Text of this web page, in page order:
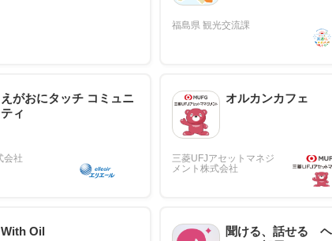
えがおにタッチ コミュニ
ティ
オルカンカフェ
With Oil
聞ける、話せる